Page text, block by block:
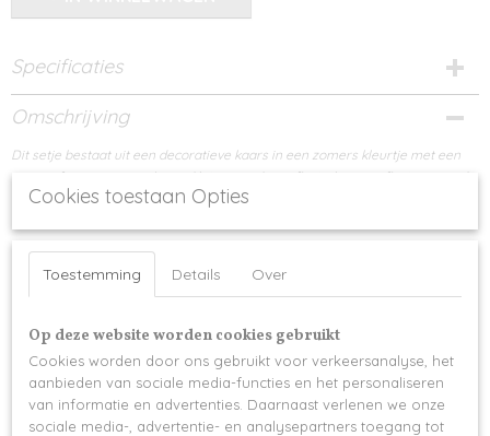
Specificaties
Productcode
592-13173
Omschrijving
Dit setje bestaat uit een decoratieve kaars in een zomers kleurtje met een
groen of wit gepersonaliseerd bijpassend geurflesje, het geurflesje is steeds
gevuld met onze nieuwe heerlijk ruikende huisparfum "PARADISE" (incl. 6
Huisparfum Paradise, de naam zegt het zelf ! Dit betoverend zoet aroma
van kamperfoelie met een vleugje vanille en caramel op een basis van witte
musk, amber en sandalwood brengt demagievan witte zandstranden en
Keuze uit:
wit geurflesje met berry pink kaars -> UITVERKOCHT
wit geurflesje met roze kaars
Cookies toestaan Opties
Toestemming Details Over
Op deze website worden cookies gebruikt
Cookies worden door ons gebruikt voor verkeersanalyse, het
aanbieden van sociale media-functies en het personaliseren
van informatie en advertenties. Daarnaast verlenen we onze
sociale media-, advertentie- en analysepartners toegang tot